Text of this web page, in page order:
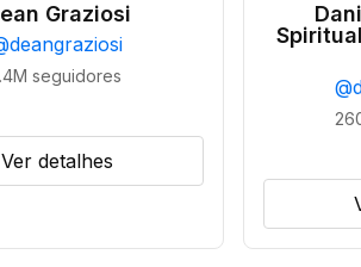
Graziosi
deangraziosi
seguidores
Ver detalhes
@